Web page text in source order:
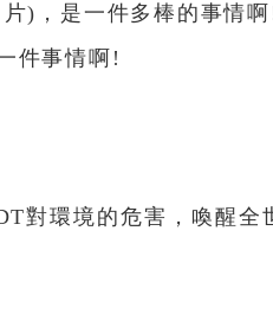
)，是一件多棒的事情啊
件事情啊!
對環境的危害，喚醒全